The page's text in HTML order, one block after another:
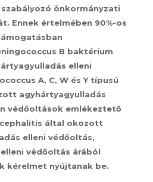
önkormányzati
Ennek értelmében 90%-os
B baktérium
elleni
A, C, W és Y típusú
agyhártyagyulladás
védőoltások emlékeztető
által okozott
elleni védőoltás,
védőoltás árából
kérelmet nyújtanak be.